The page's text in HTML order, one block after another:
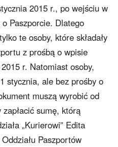
2015 r., po wejściu w
Paszporcie. Dlatego
te osoby, które składały
z prośbą o wpisie
r. Natomiast osoby,
stycznia, ale bez prośby o
muszą wyrobić od
sumę, którą
„Kurierowi” Edita
Paszportów